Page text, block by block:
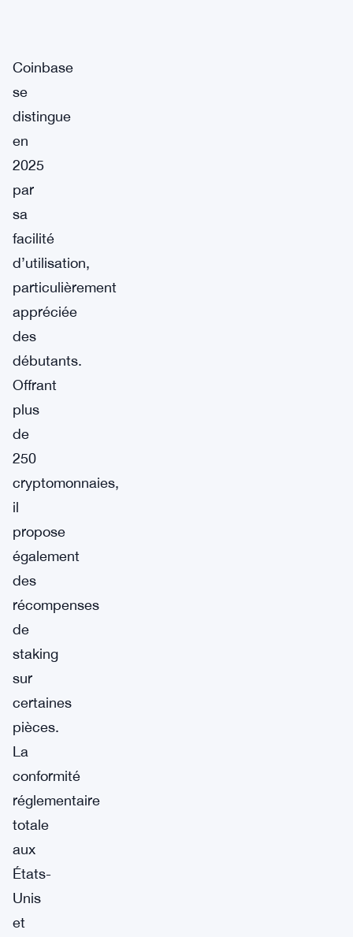
Coinbase
se
distingue
en
2025
par
sa
facilité
d’utilisation,
particulièrement
appréciée
des
débutants.
Offrant
plus
de
250
cryptomonnaies,
il
propose
également
des
récompenses
de
staking
sur
certaines
pièces.
La
conformité
réglementaire
totale
aux
États-
Unis
et